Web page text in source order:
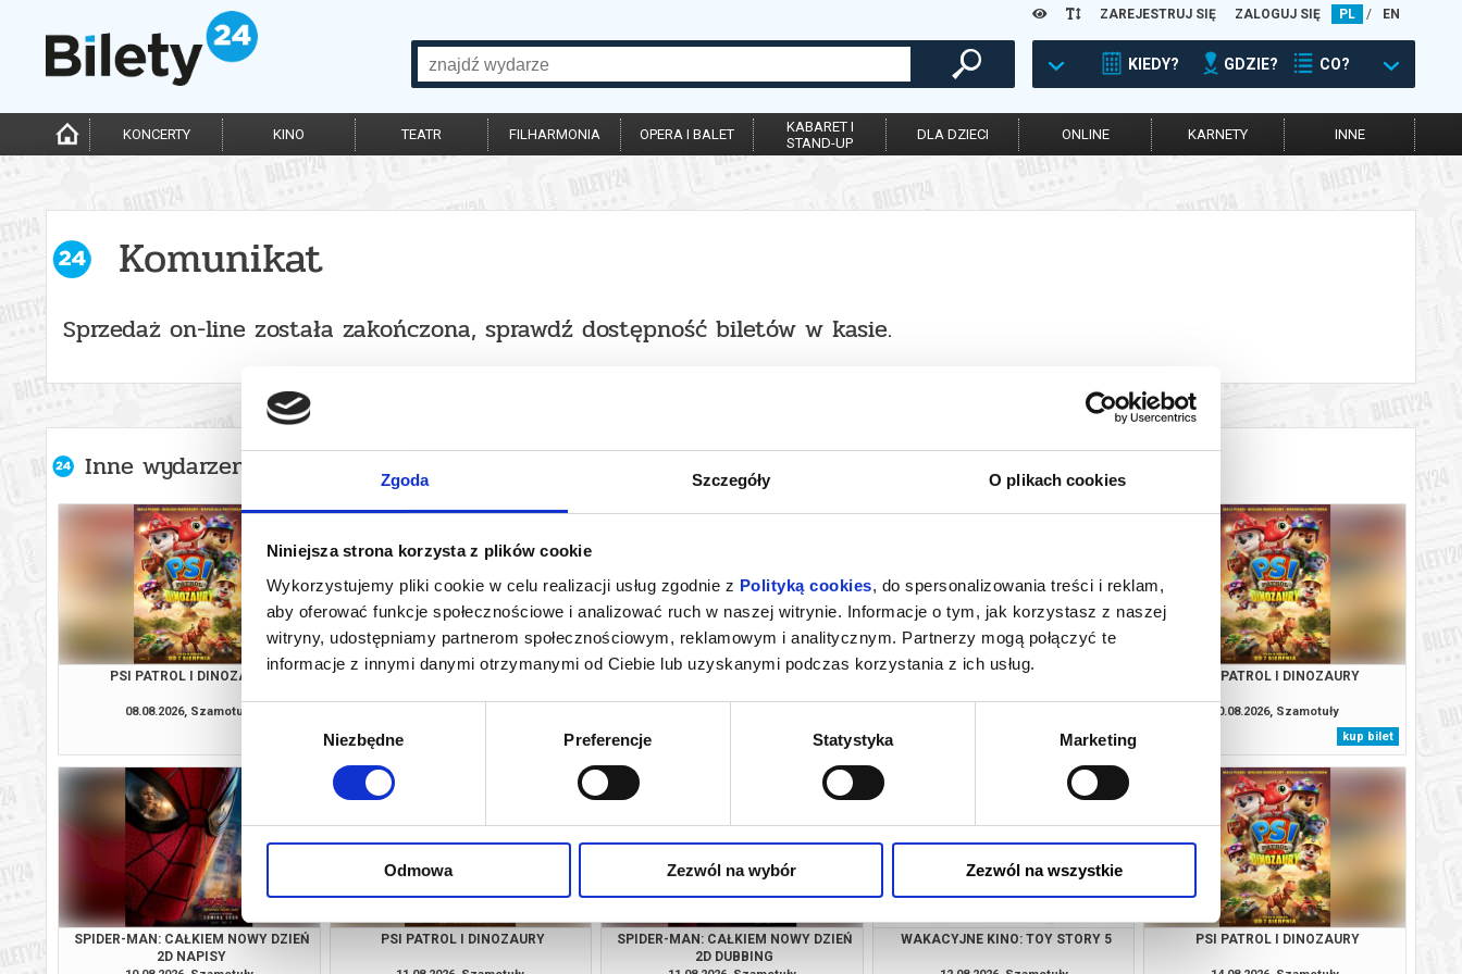
Zgoda Szczegóły O plikach cookies
Niniejsza strona korzysta z plików cookie
Wykorzystujemy pliki cookie w celu realizacji usług zgodnie z Polityką cookies, do spersonalizowania treści i reklam,
aby oferować funkcje społecznościowe i analizować ruch w naszej witrynie. Informacje o tym, jak korzystasz z naszej
witryny, udostępniamy partnerom społecznościowym, reklamowym i analitycznym. Partnerzy mogą połączyć te
informacje z innymi danymi otrzymanymi od Ciebie lub uzyskanymi podczas korzystania z ich usług.
Wybór
Niezbędne Preferencje Statystyka Marketing
Odmowa Zezwól na wybór Zezwól na wszystkie
ZAREJESTRUJ SIĘ ZALOGUJ SIĘ PL / EN
KIEDY? GDZIE? CO?
KONCERTY KINO TEATR FILHARMONIA OPERA I BALET
KABARET I
STAND-UP
DLA DZIECI ONLINE KARNETY INNE
Komunikat
Sprzedaż on-line została zakończona, sprawdź dostępność biletów w kasie.
Inne wydarzenia organizatora
PSI PATROL I DINOZAURY
08.08.2026, Szamotuły
SPIDER-MAN: CAŁKIEM NOWY DZIEŃ
kup bilet
PSI PATROL I DINOZAURY
kup bilet
SPIDER-MAN: CAŁKIEM NOWY DZIEŃ
kup bilet
PSI PATROL I DINOZAURY
10.08.2026, Szamotuły
kup bilet
SPIDER-MAN: CAŁKIEM NOWY DZIEŃ
2D NAPISY
PSI PATROL I DINOZAURY
SPIDER-MAN: CAŁKIEM NOWY DZIEŃ
2D DUBBING
WAKACYJNE KINO: TOY STORY 5 PSI PATROL I DINOZAURY